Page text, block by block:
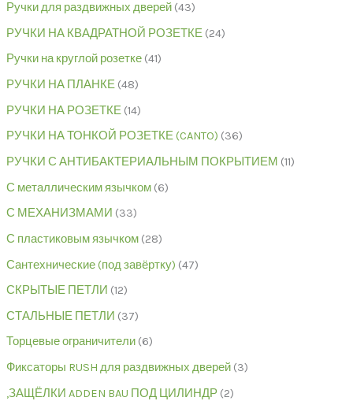
Ручки для раздвижных дверей 43
РУЧКИ НА КВАДРАТНОЙ РОЗЕТКЕ 24
Ручки на круглой розетке 41
РУЧКИ НА ПЛАНКЕ 48
РУЧКИ НА РОЗЕТКЕ 14
РУЧКИ НА ТОНКОЙ РОЗЕТКЕ (CANTO) 36
РУЧКИ С АНТИБАКТЕРИАЛЬНЫМ ПОКРЫТИЕМ
11
С металлическим язычком 6
С МЕХАНИЗМАМИ 33
С пластиковым язычком 28
Сантехнические (под завёртку) 47
СКРЫТЫЕ ПЕТЛИ 12
СТАЛЬНЫЕ ПЕТЛИ 37
Торцевые ограничители 6
Фиксаторы RUSH для раздвижных дверей 3
,ЗАЩЁЛКИ ADDEN BAU ПОД ЦИЛИНДР 2